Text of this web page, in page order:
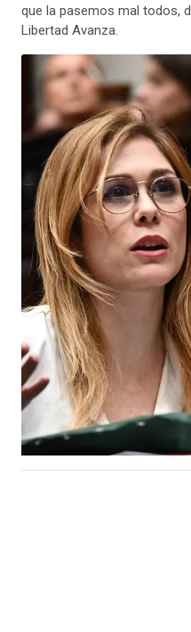
que la pasemos mal todos,
Libertad Avanza.